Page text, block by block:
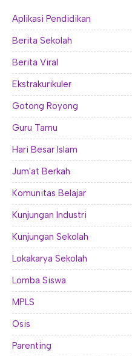
Aplikasi Pendidikan
Berita Sekolah
Berita Viral
Ekstrakurikuler
Gotong Royong
Guru Tamu
Hari Besar Islam
Jum'at Berkah
Komunitas Belajar
Kunjungan Industri
Kunjungan Sekolah
Lokakarya Sekolah
Lomba Siswa
MPLS
Osis
Parenting